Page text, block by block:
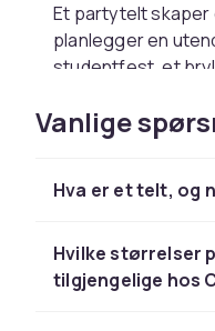
Et partytelt skaper
planlegger en
studentfest, et
partytelt både
fungerer som et
at været styrer
Ulike
hagen din
Vanlige
Hva er et telt, og
Hvilke størrelser
tilgjengelige hos